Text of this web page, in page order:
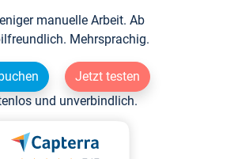
manuelle Arbeit. Ab
Mehrsprachig.
Jetzt testen
und unverbindlich.